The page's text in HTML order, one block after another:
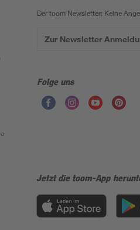
Der toom Newsletter: Keine
Zur Newsletter
Folge uns
Jetzt die toom-App